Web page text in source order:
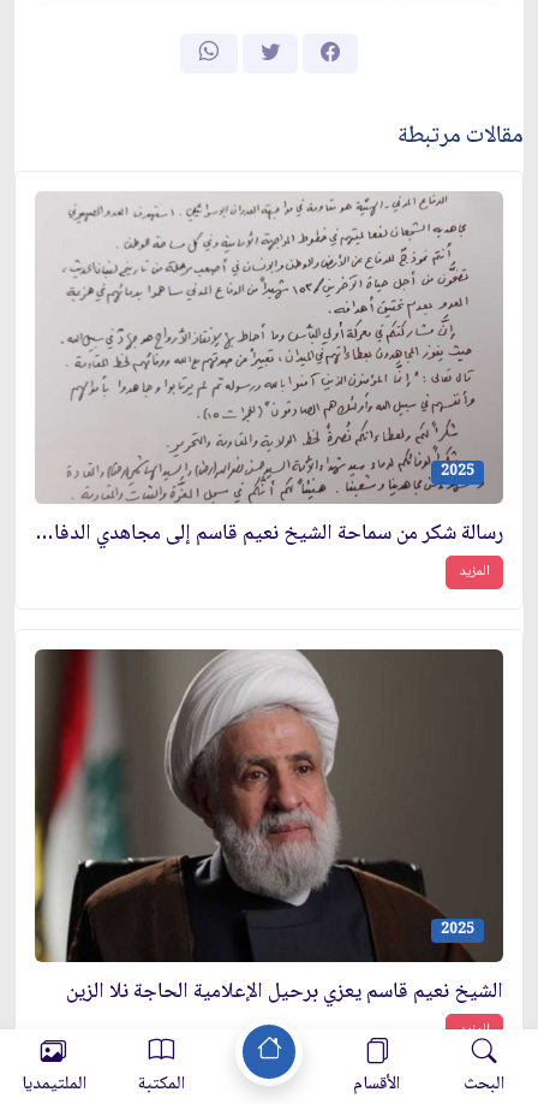
مقالات مرتبطة
2025
رسالة شكر من سماحة الشيخ نعيم قاسم إلى مجاهدي الدفاع المدني
المزيد
2025
الشيخ نعيم قاسم يعزي برحيل الإعلامية الحاجة نلا الزين
المزيد
البحث الأقسام المكتبة الملتيمديا